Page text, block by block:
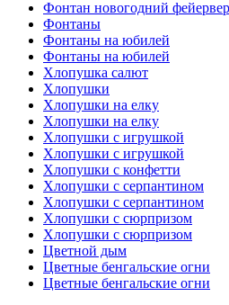
Фонтан новогодний
Фонтаны
Фонтаны на юбилей
Фонтаны на юбилей
Хлопушка салют
Хлопушки
Хлопушки на елку
Хлопушки на елку
Хлопушки с игрушкой
Хлопушки с игрушкой
Хлопушки с конфетти
Хлопушки с серпантином
Хлопушки с серпантином
Хлопушки с сюрпризом
Хлопушки с сюрпризом
Цветной дым
Цветные бенгальские огни
Цветные бенгальские огни